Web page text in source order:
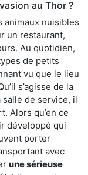
au Thor ?
animaux nuisibles
un restaurant,
Au quotidien,
de petits
vu que le lieu
s’agisse de la
salle de service, il
Alors qu’en ce
développé qui
porter
avec
une sérieuse